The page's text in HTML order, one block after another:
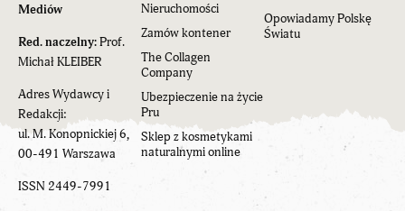
Mediów
Red. naczelny:Prof.
Michał KLEIBER
Adres Wydawcy i
Redakcji:
ul. M. Konopnickiej 6,
00-491 Warszawa
ISSN 2449-7991
Nieruchomości
Zamów kontener
The Collagen
Company
Ubezpieczenie na życie
Pru
Sklep z kosmetykami
naturalnymi online
Opowiadamy Polskę
Światu